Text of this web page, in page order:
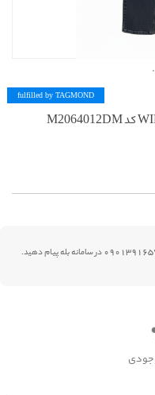
fulfilled by TAGMOND